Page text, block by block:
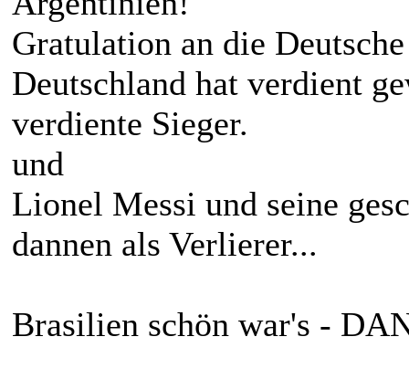
Gratulation an die
Deutschland hat verdient
verdiente Sieger.
und
Lionel Messi und seine
dannen als Verlierer...
Brasilien schön war's -